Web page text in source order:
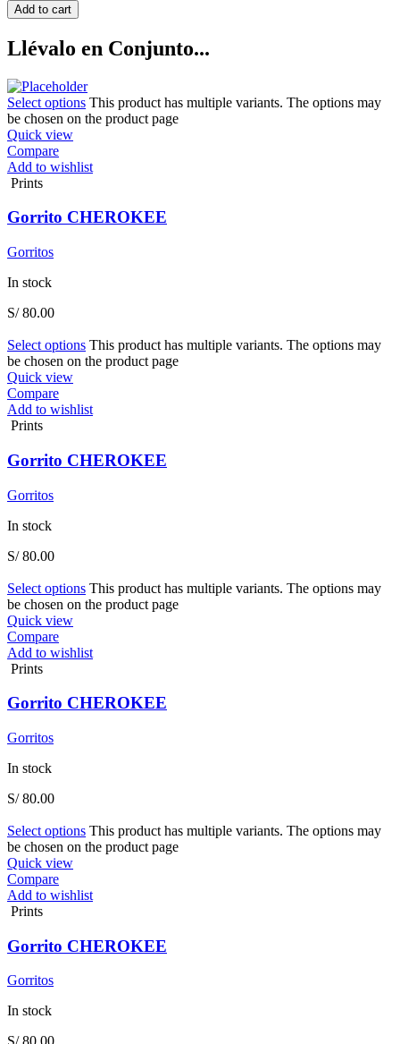
Add to cart
Llévalo en Conjunto...
Select options This product has multiple variants. The options may
be chosen on the product page
Quick view
Compare
Add to wishlist
Prints
Gorrito CHEROKEE
Gorritos
In stock
S/80.00
Select options This product has multiple variants. The options may
be chosen on the product page
Quick view
Compare
Add to wishlist
Prints
Gorrito CHEROKEE
Gorritos
In stock
S/80.00
Select options This product has multiple variants. The options may
be chosen on the product page
Quick view
Compare
Add to wishlist
Prints
Gorrito CHEROKEE
Gorritos
In stock
S/80.00
Select options This product has multiple variants. The options may
be chosen on the product page
Quick view
Compare
Add to wishlist
Prints
Gorrito CHEROKEE
Gorritos
In stock